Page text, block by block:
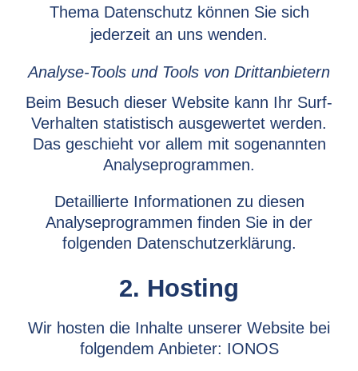
Thema Datenschutz können Sie sich
jederzeit an uns wenden.
Analyse-Tools und Tools von Drittanbietern
Beim Besuch dieser Website kann Ihr Surf-
Verhalten statistisch ausgewertet werden.
Das geschieht vor allem mit sogenannten
Analyseprogrammen.
Detaillierte Informationen zu diesen
Analyseprogrammen finden Sie in der
folgenden Datenschutzerklärung.
2. Hosting
Wir hosten die Inhalte unserer Website bei
folgendem Anbieter: IONOS